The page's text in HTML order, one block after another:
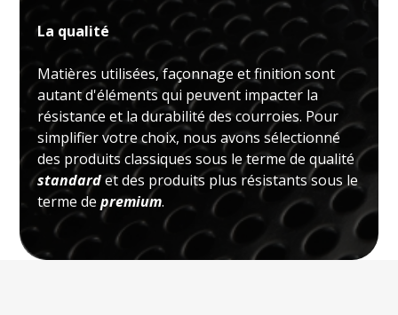
La qualité
Matières utilisées, façonnage et finition sont
autant d'éléments qui peuvent impacter la
résistance et la durabilité des courroies. Pour
simplifier votre choix, nous avons sélectionné
des produits classiques sous le terme de qualité
standardet des produits plus résistants sous le
terme depremium.